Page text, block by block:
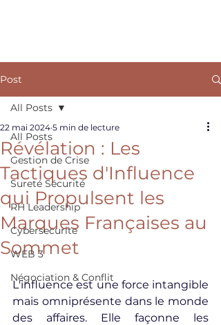
Post
All Posts
Gestion de Crise
Sureté Sécurité
RH Leadership
Cybersecurite
WEB 3
Négociation & Conflit
All Posts
Révélation : Les
Tactiques d'Influence
qui Propulsent les
Marques Françaises au
Sommet
22 mai 2024 5 min de lecture
L'influence est une force intangible
mais omniprésente dans le monde
des affaires. Elle façonne les